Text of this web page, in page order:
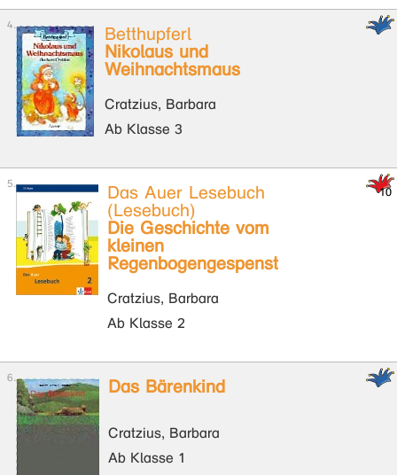
Betthupferl
Nikolaus und
Weihnachtsmaus
Cratzius, Barbara
Ab Klasse 3
Das Auer Lesebuch
(Lesebuch)
Die Geschichte vom
kleinen
Regenbogengespenst
Cratzius, Barbara
Ab Klasse 2
Das Bärenkind
Cratzius, Barbara
Ab Klasse 1